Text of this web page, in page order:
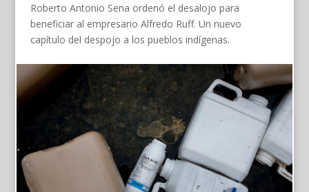
Roberto Antonio Sena ordenó el desalojo para
beneficiar al empresario Alfredo Ruff. Un nuevo
capítulo del despojo a los pueblos indígenas.